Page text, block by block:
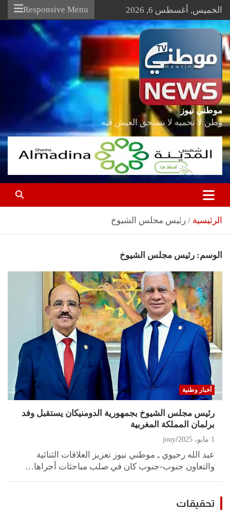
Skip
content
الخميس, أغسطس 6, 2026 Responsive Menu
موطني نيوز
وطن لا نحميه لا نستحق العيش فيه
الرئيسية رئيس مجلس الشيوخ
الوسم: رئيس مجلس الشيوخ
أخبار وطنية
رئيس مجلس الشيوخ بجمهورية الدومنيكان يستقبل وفد
برلمان المملكة المغربية
1 مايو، 2025 jouy
عبد الله رحيوي ـ موطني نيوز تعزيز العلاقات الثنائية
والتعاون جنوب-جنوب كان في صلب مباحثات أجراها…
تحقيقات